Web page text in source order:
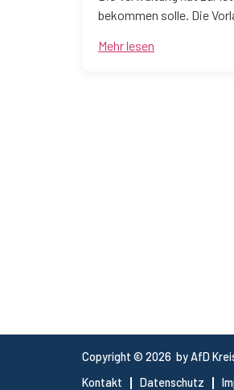
bekommen solle. Die
Mehr lesen
Copyright © 2026 by AfD
Kontakt
Datenschutz